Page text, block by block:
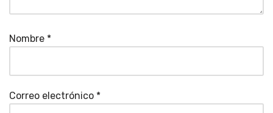
Nombre *
Correo electrónico *